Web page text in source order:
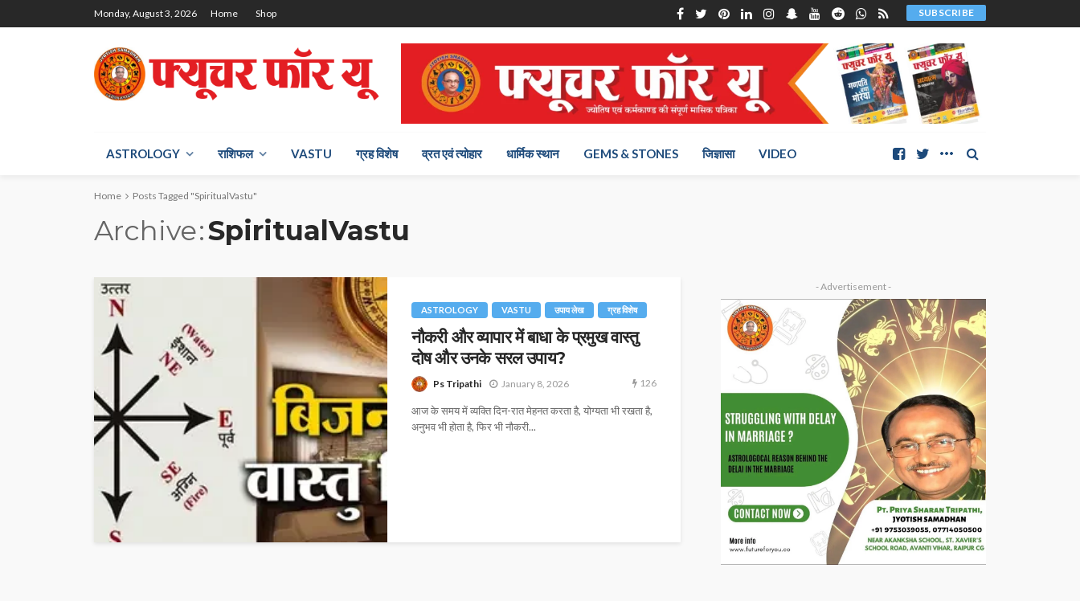
Monday, August 3, 2026 Home Shop SUBSCRIBE
ASTROLOGY राश‍िफल VASTU ग्रह विशेष व्रत एवं त्योहार धार्मिक स्थान GEMS & STONES जिज्ञासा VIDEO
Home Posts Tagged "SpiritualVastu"
Archive SpiritualVastu
ASTROLOGY VASTU उपाय लेख ग्रह विशेष
नौकरी और व्यापार में बाधा के प्रमुख वास्तु
दोष और उनके सरल उपाय?
Ps Tripathi January 8, 2026 126
आज के समय में व्यक्ति दिन-रात मेहनत करता है, योग्यता भी रखता है,
अनुभव भी होता है, फिर भी नौकरी...
- Advertisement -